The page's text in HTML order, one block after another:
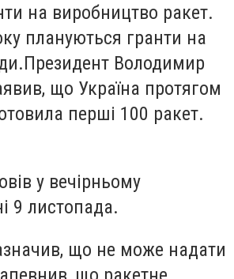
на виробництво ракет.
плануються гранти на
Володимир
що Україна протягом
перші 100 ракет.
у вечірньому
9 листопада.
що не може надати